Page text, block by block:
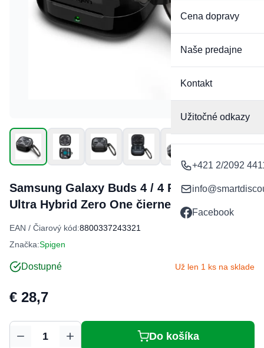
Cena dopravy
Naše predajne
Kontakt
Užitočné odkazy
+421 2/2092
Facebook
Samsung Galaxy Buds 4 / 4 Pro Spigen
Ultra Hybrid Zero One čierne puzdro
EAN / Čiarový kód:8800337243321
Značka:Spigen
Dostupné Už len 1 ks na sklade
€ 28,7
Množstvo Do košíka